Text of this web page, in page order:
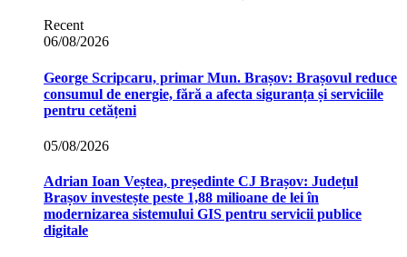
Recent
06/08/2026
George Scripcaru, primar Mun. Brașov: Brașovul reduce
consumul de energie, fără a afecta siguranța și serviciile
pentru cetățeni
05/08/2026
Adrian Ioan Veștea, președinte CJ Brașov: Județul
Brașov investește peste 1,88 milioane de lei în
modernizarea sistemului GIS pentru servicii publice
digitale